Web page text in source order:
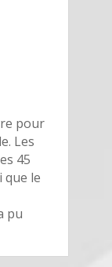
pour
Les
45
que le
pu